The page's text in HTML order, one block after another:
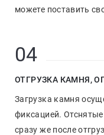
можете поставить
04
ОТГРУЗКА КАМНЯ,
Загрузка камня
фиксацией.
сразу же после